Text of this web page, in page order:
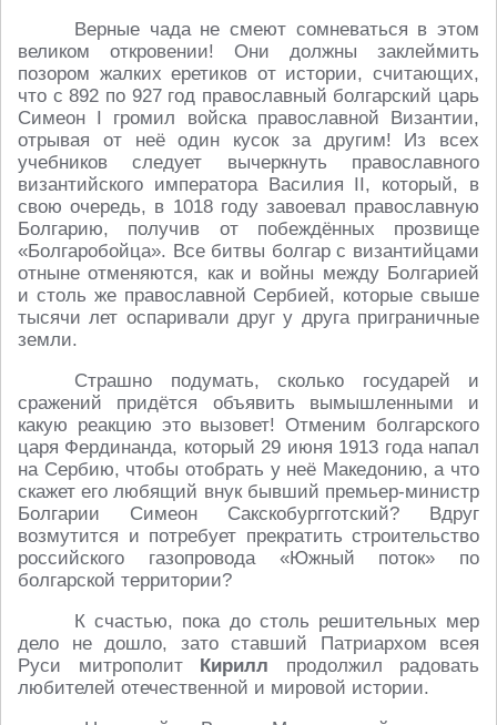
Верные чада не смеют сомневаться в этом
великом откровении! Они должны заклеймить
позором жалких еретиков от истории, считающих,
что с 892 по 927 год православный болгарский царь
Симеон I громил войска православной Византии,
отрывая от неё один кусок за другим! Из всех
учебников следует вычеркнуть православного
византийского императора Василия II, который, в
свою очередь, в 1018 году завоевал православную
Болгарию, получив от побеждённых прозвище
«Болгаробойца». Все битвы болгар с византийцами
отныне отменяются, как и войны между Болгарией
и столь же православной Сербией, которые свыше
тысячи лет оспаривали друг у друга приграничные
земли.
Страшно подумать, сколько государей и
сражений придётся объявить вымышленными и
какую реакцию это вызовет! Отменим болгарского
царя Фердинанда, который 29 июня 1913 года напал
на Сербию, чтобы отобрать у неё Македонию, а что
скажет его любящий внук бывший премьер-министр
Болгарии Симеон Сакскобургготский? Вдруг
возмутится и потребует прекратить строительство
российского газопровода «Южный поток» по
болгарской территории?
К счастью, пока до столь решительных мер
дело не дошло, зато ставший Патриархом всея
Руси митрополит Кирилл продолжил радовать
любителей отечественной и мировой истории.